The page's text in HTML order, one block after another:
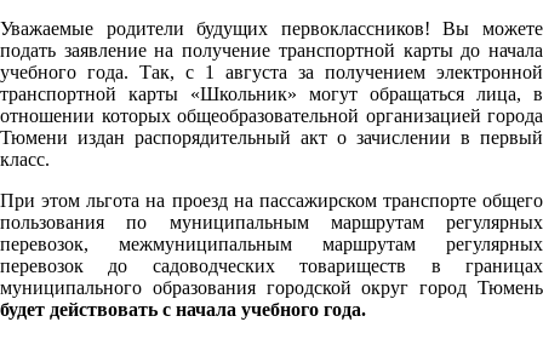
Уважаемые родители будущих первоклассников! Вы можете
подать заявление на получение транспортной карты до начала
учебного года. Так, с 1 августа за получением электронной
транспортной карты «Школьник» могут обращаться лица, в
отношении которых общеобразовательной организацией города
Тюмени издан распорядительный акт о зачислении в первый
класс.
При этом льгота на проезд на пассажирском транспорте общего
пользования по муниципальным маршрутам регулярных
перевозок, межмуниципальным маршрутам регулярных
перевозок до садоводческих товариществ в границах
муниципального образования городской округ город Тюмень
будет действовать с начала учебного года.